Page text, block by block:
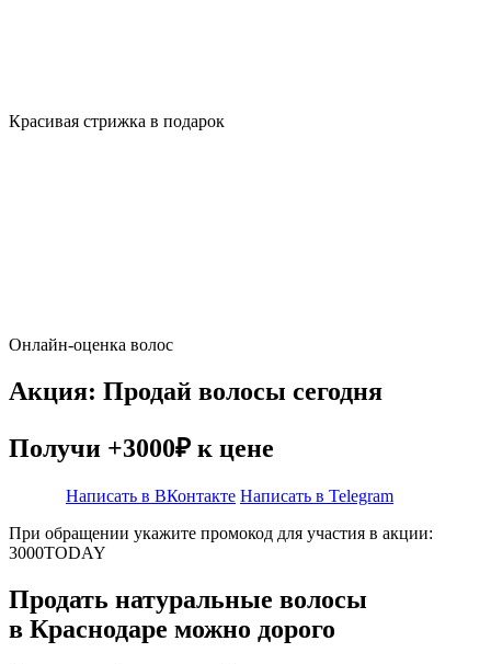
Красивая стрижка в подарок
Онлайн-оценка волос
Акция: Продай волосы сегодня
Получи +3000₽ к цене
Написать в ВКонтакте Написать в Telegram
При обращении укажите промокод для участия в акции:
3000TODAY
Продать натуральные волосы
в Краснодаре можно дорого